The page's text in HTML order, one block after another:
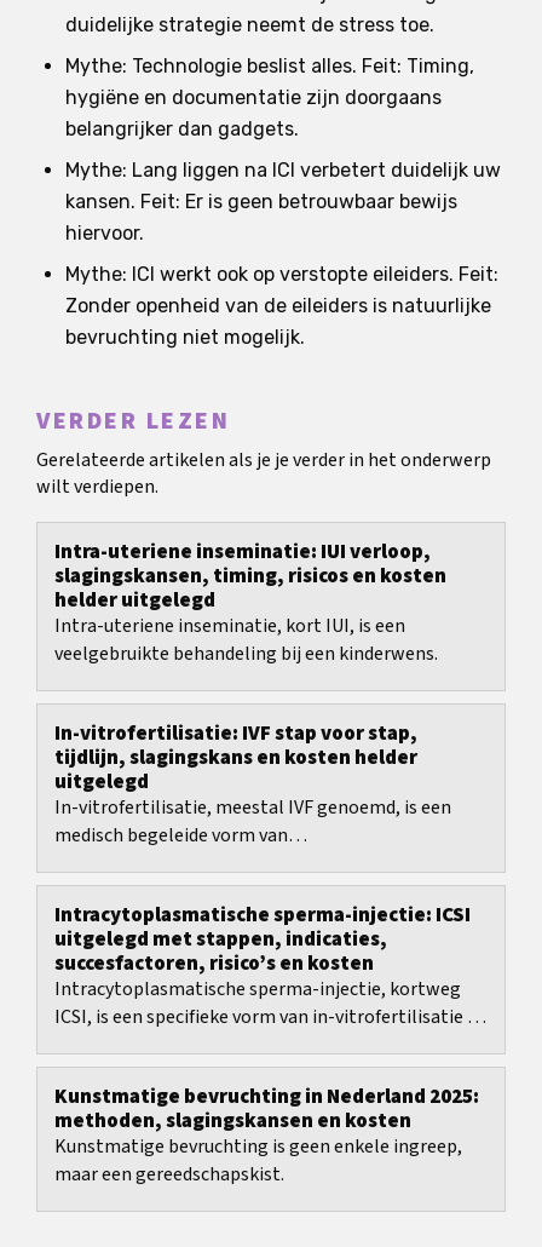
duidelijke strategie neemt de stress toe.
Mythe: Technologie beslist alles. Feit: Timing,
hygiëne en documentatie zijn doorgaans
belangrijker dan gadgets.
Mythe: Lang liggen na ICI verbetert duidelijk uw
kansen. Feit: Er is geen betrouwbaar bewijs
hiervoor.
Mythe: ICI werkt ook op verstopte eileiders. Feit:
Zonder openheid van de eileiders is natuurlijke
bevruchting niet mogelijk.
VERDER LEZEN
Gerelateerde artikelen als je je verder in het onderwerp
wilt verdiepen.
Intra-uteriene inseminatie: IUI verloop,
slagingskansen, timing, risicos en kosten
helder uitgelegd
Intra-uteriene inseminatie, kort IUI, is een
veelgebruikte behandeling bij een kinderwens.
In-vitrofertilisatie: IVF stap voor stap,
tijdlijn, slagingskans en kosten helder
uitgelegd
In-vitrofertilisatie, meestal IVF genoemd, is een
medisch begeleide vorm van
stappen, maar ook met...
Intracytoplasmatische sperma-injectie: ICSI
uitgelegd met stappen, indicaties,
succesfactoren, risico’s en kosten
Intracytoplasmatische sperma-injectie, kortweg
ICSI, is een specifieke vorm van in-vitrofertilisatie en
Kunstmatige bevruchting in Nederland 2025:
methoden, slagingskansen en kosten
Kunstmatige bevruchting is geen enkele ingreep,
maar een gereedschapskist.